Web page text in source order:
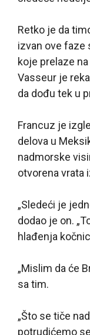
Retko je da
izvan ove faze
koje prelaze
Vasseur je
da dođu tek u
Francuz je
delova u
nadmorske
otvorena vrata
„Sledeći je
dodao je on.
hlađenja
„Mislim da će
sa tim.
„Što se tiče
potrudićemo